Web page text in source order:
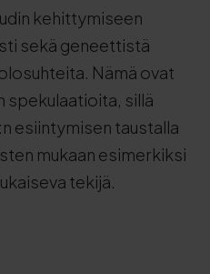
kehittymiseen
sekä geneettistä
Nämä ovat
spekulaatioita, sillä
esiintymisen taustalla
mukaan esimerkiksi
tekijä.